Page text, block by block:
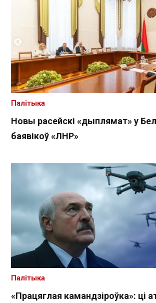
Новы расейскі «дыплямат» у
баявікоў «ЛНР»
Палітыка
«Працяглая камандзіроўка»: ці
Палітыка